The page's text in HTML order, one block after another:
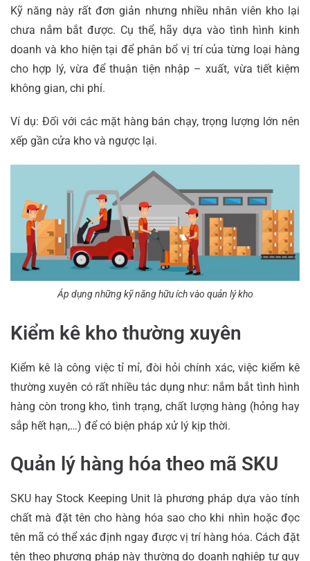
Kỹ năng này rất đơn giản nhưng nhiều nhân viên kho lại
chưa nắm bắt được. Cụ thể, hãy dựa vào tình hình kinh
doanh và kho hiện tại để phân bổ vị trí của từng loại hàng
cho hợp lý, vừa để thuận tiện nhập – xuất, vừa tiết kiệm
không gian, chi phí.
Ví dụ: Đối với các mặt hàng bán chạy, trọng lượng lớn nên
xếp gần cửa kho và ngược lại.
Áp dụng những kỹ năng hữu ích vào quản lý kho
Kiểm kê kho thường xuyên
Kiểm kê là công việc tỉ mỉ, đòi hỏi chính xác, việc kiểm kê
thường xuyên có rất nhiều tác dụng như: nắm bắt tình hình
hàng còn trong kho, tình trạng, chất lượng hàng (hỏng hay
sắp hết hạn,…) để có biện pháp xử lý kịp thời.
Quản lý hàng hóa theo mã SKU
SKU hay Stock Keeping Unit là phương pháp dựa vào tính
chất mà đặt tên cho hàng hóa sao cho khi nhìn hoặc đọc
tên mã có thể xác định ngay được vị trí hàng hóa. Cách đặt
tên theo phương pháp này thường do doanh nghiệp tự quy